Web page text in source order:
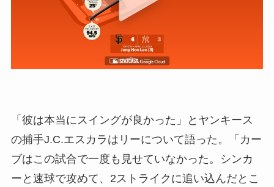
「彼は本当にスイングが良かった」とヤンキース
の捕手J.C.エスカラはリーについて語った。「カー
ブはこの試合で一度も見せていなかった。シンカ
ーと速球で攻めて、2ストライクに追い込んだとこ